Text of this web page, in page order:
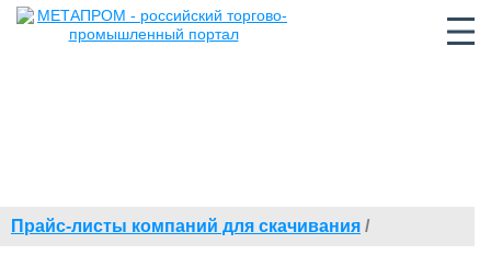
Прайс-листы компаний для скачивания /